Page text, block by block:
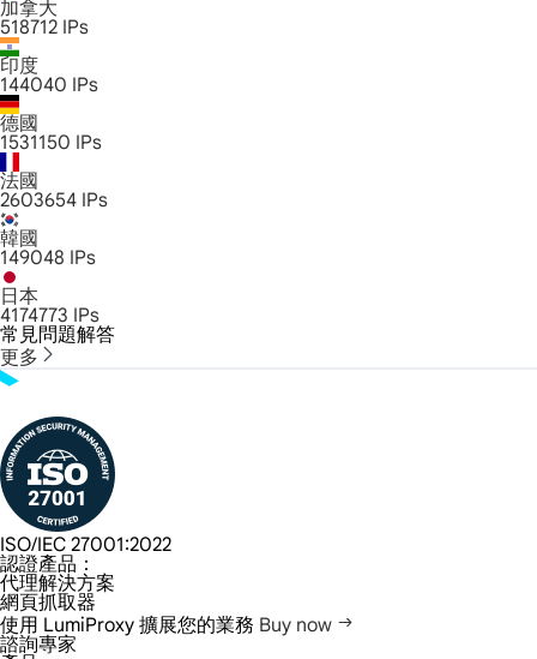
加拿大
518712 IPs
印度
144040 IPs
德國
1531150 IPs
法國
2603654 IPs
韓國
149048 IPs
日本
4174773 IPs
常見問題解答
更多
ISO/IEC 27001:2022
認證產品：
代理解決方案
網頁抓取器
使用 LumiProxy 擴展您的業務 Buy now
諮詢專家